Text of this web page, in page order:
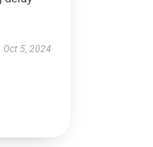
Oct 5, 2024